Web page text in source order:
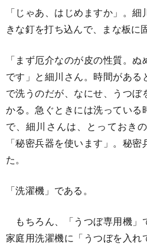
「じゃあ、はじめますか」。
きな釘を打ち込んで、まな板に
「まず厄介なのが皮の性質。
です」と細川さん。時間がある
で洗うのだが、なにせ、うつ
かる。急ぐときには洗っている
で、細川さんは、とっておき
「秘密兵器を使います」。秘
た。
「洗濯機」である。
もちろん、「うつぼ専用機」
家庭用洗濯機に「うつぼを入れ